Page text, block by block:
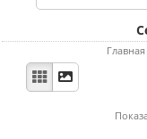
Главная